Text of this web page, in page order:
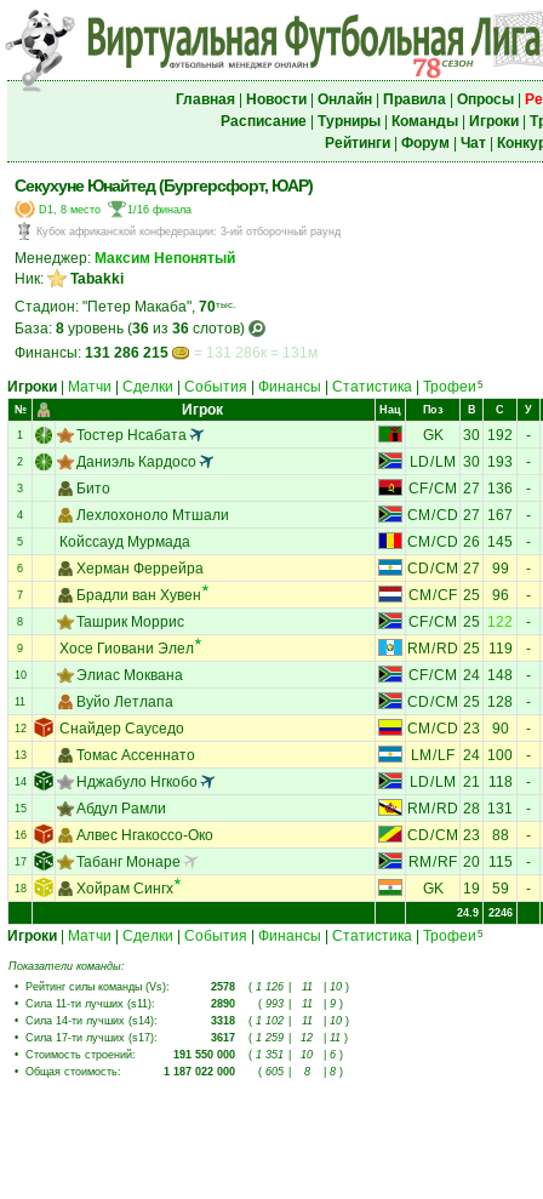
Главная| Новости| Онлайн| Правила| Опросы|
Расписание| Турниры| Команды| Игроки|
Рейтинги| Форум Чат|
Секухуне Юнайтед (Бургерсфорт, ЮАР)
D1, 8 место
1/16 финала
Кубок африканской конфедерации: 3-ий отборочный раунд
Менеджер: Максим Непонятый
Ник:
Tabakki
Стадион: "Петер Макаба", 70тыс.
База: 8 уровень (36 из 36 слотов)
Финансы: 131 286 215
= 131 286к = 131м
Игроки
Матчи Сделки События Финансы Статистика Трофеи 5
№ Игрок Нац Поз В С У
1 Тостер Нсабата GK 30 192 -
2 Даниэль Кардосо LD/ LM 30 193 -
3 Бито CF/CM 27 136 -
4 Лехлохоноло Мтшали CM /CD 27 167 -
5 Койссауд Мурмада CM /CD 26 145 -
6 Херман Феррейра CD/CM 27 99 -
7 Брадли ван Хувен CM /CF 25 96 -
8 Ташрик Моррис CF/CM 25 122 -
9 Хосе Гиовани Элел RM / RD 25 119 -
10 Элиас Моквана CF/CM 24 148 -
11 Вуйо Летлапа CD/CM 25 128 -
12 Снайдер Сауседо CM /CD 23 90 -
13 Томас Ассеннато LM / LF 24 100 -
14 Нджабуло Нгкобо LD/ LM 21 118 -
15 Абдул Рамли RM / RD 28 131 -
16 Алвес Нгакоссо-Око CD/CM 23 88 -
17 Табанг Монаре RM / RF 20 115 -
18 Хойрам Сингх GK 19 59 -
24.9 2246
Игроки Матчи Сделки События Финансы Статистика Трофеи 5
Показатели команды:
• Рейтинг силы команды (Vs): 2578 ( 1 126 11 10 )
• Сила 11-ти лучших (s11): 2890 ( 993 11 9 )
• Сила 14-ти лучших (s14): 3318 ( 1 102 11 10 )
• Сила 17-ти лучших (s17): 3617 ( 1 259 12 11 )
• Стоимость строений: 191 550 000 ( 1 351 10 6 )
• Общая стоимость: 1 187 022 000 ( 605 8 8 )